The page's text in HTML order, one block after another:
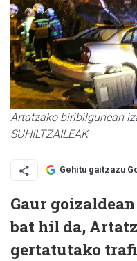
Artatzako biribilgunean
SUHILTZAILEAK
Gehitu gaitzazu
Gaur
bat hil da,
gertatutako